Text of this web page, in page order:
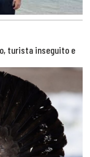
turista inseguito e